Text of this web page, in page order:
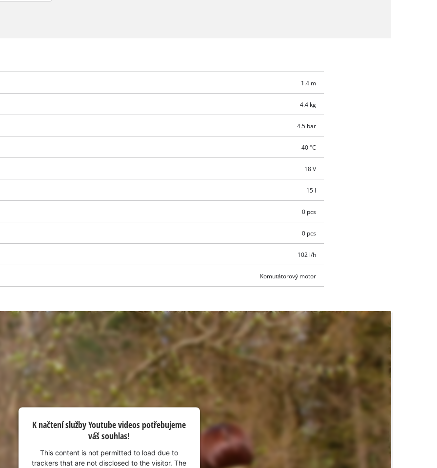
K načtení služby Google Maps
potřebujeme váš souhlas!
This content is not permitted to load due
to trackers that are not disclosed to the
visitor. The website owner needs to setup
the site with their CMP to add this content
to the list of technologies used.
Management Platform
1.4 m
4.4 kg
4.5 bar
40 °C
18 V
15 l
0 pcs
0 pcs
102 l/h
Komutátorový motor
K načtení služby Youtube videos potřebujeme
váš souhlas!
This content is not permitted to load due to
trackers that are not disclosed to the visitor. The